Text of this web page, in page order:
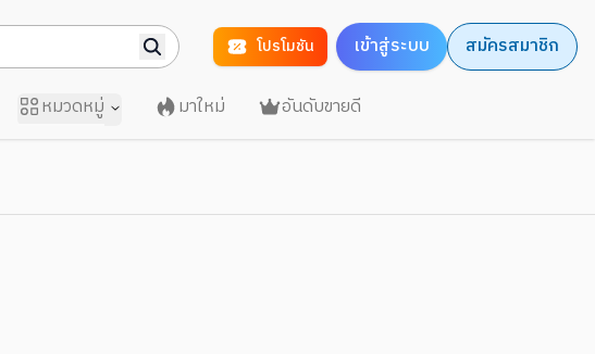
โปรโมชัน เข้าสู่ระบบ สมัครสมาชิก
หมวดหมู่ มาใหม่ อันดับขายดี